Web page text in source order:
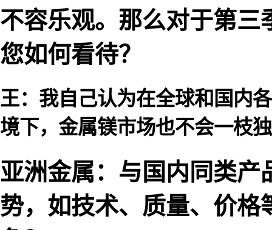
不容乐观。那么对于第三
您如何看待？
王：我自己认为在全球和国内
境下，金属镁市场也不会一枝
亚洲金属：与国内同类产
势，如技术、质量、价格